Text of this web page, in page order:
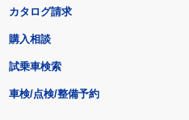
カタログ請求
購入相談
試乗車検索
車検/点検/整備予約